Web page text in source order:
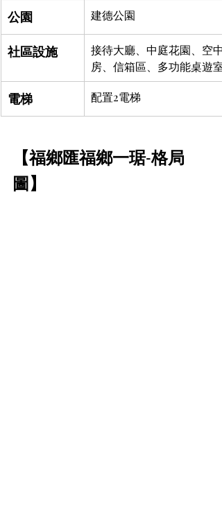
公園 建德公園
社區設施
接待大廳、中庭花園、空
房、信箱區、多功能桌遊室
電梯 配置2電梯
【福鄉匯福鄉一琚-格局